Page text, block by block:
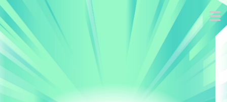
跳
到
主
要
內
容
區
塊